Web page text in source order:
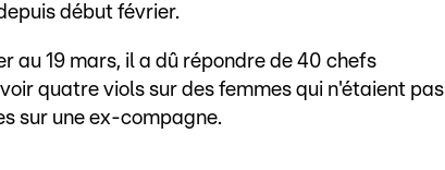
début février.
au 19 mars, il a dû répondre de 40 chefs
quatre viols sur des femmes qui n'étaient pas
sur une ex-compagne.